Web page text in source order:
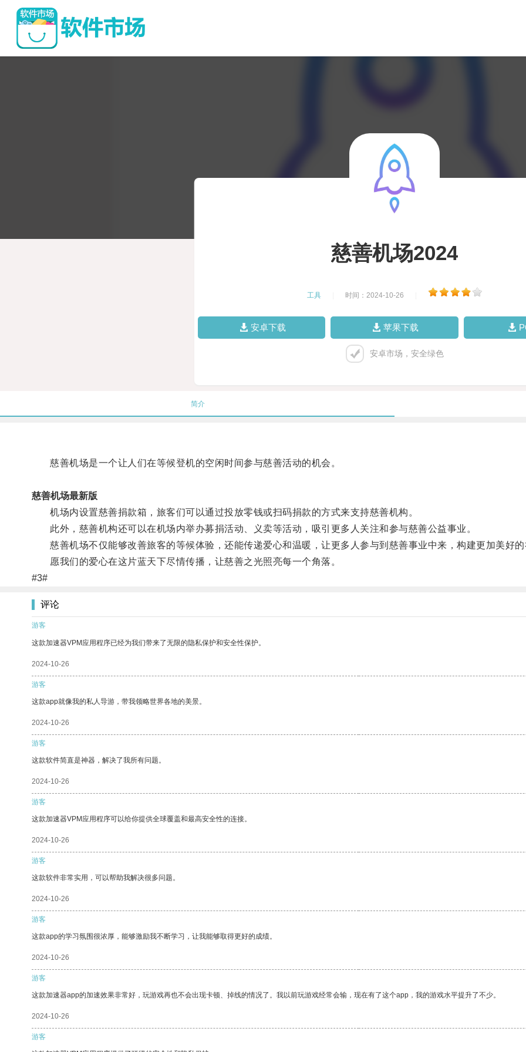
慈善机场2024
工具 时间：2024-10-26
安卓下载 苹果下载
安卓市场，安全绿色
简介
慈善机场是一个让人们在等候登机的空闲时间参与慈善活动的机会。
慈善机场最新版
机场内设置慈善捐款箱，旅客们可以通过投放零钱或扫码捐款的方式来支持慈善机构。
此外，慈善机构还可以在机场内举办募捐活动、义卖等活动，吸引更多人关注和参与慈善公益事业。
慈善机场不仅能够改善旅客的等候体验，还能传递爱心和温暖，让更多人参与到慈善事业中来，构建更加美好的
愿我们的爱心在这片蓝天下尽情传播，让慈善之光照亮每一个角落。
#3#
评论
游客
这款加速器VPM应用程序已经为我们带来了无限的隐私保护和安全性保护。
2024-10-26
游客
这款app就像我的私人导游，带我领略世界各地的美景。
2024-10-26
游客
这款软件简直是神器，解决了我所有问题。
2024-10-26
游客
这款加速器VPM应用程序可以给你提供全球覆盖和最高安全性的连接。
2024-10-26
游客
这款软件非常实用，可以帮助我解决很多问题。
2024-10-26
游客
这款app的学习氛围很浓厚，能够激励我不断学习，让我能够取得更好的成绩。
2024-10-26
游客
这款加速器app的加速效果非常好，玩游戏再也不会出现卡顿、掉线的情况了。我以前玩游戏经常会输，现在有了这个app，我的游戏水平提升了不少。
2024-10-26
游客